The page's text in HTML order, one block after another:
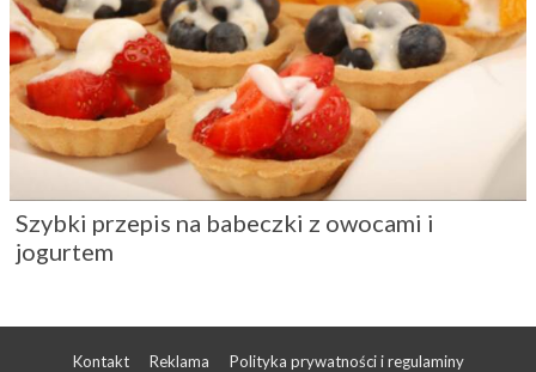
Szybki przepis na babeczki z owocami i
jogurtem
Kontakt Reklama Polityka prywatności i regulaminy